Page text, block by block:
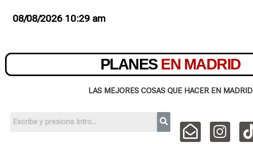
08/08/2026 10:29 am
PLANES EN MADRID
LAS MEJORES COSAS QUE HACER EN MADRID